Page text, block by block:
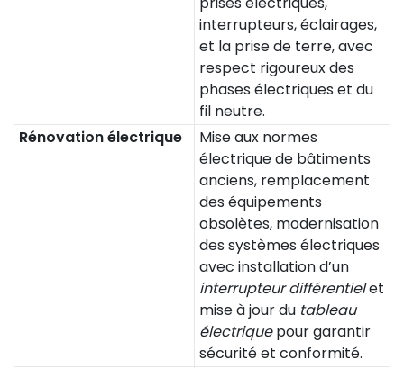
interrupteurs, éclairages,
et la prise de terre, avec
respect rigoureux des
phases électriques et du
fil neutre.
Rénovation électrique
Mise aux normes
électrique de bâtiments
anciens, remplacement
des équipements
obsolètes, modernisation
des systèmes électriques
avec installation d’un
interrupteur différentielet
mise à jour du tableau
électriquepour garantir
sécurité et conformité.